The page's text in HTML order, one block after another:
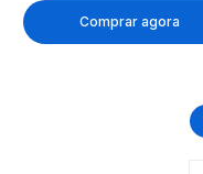
Comprar agora